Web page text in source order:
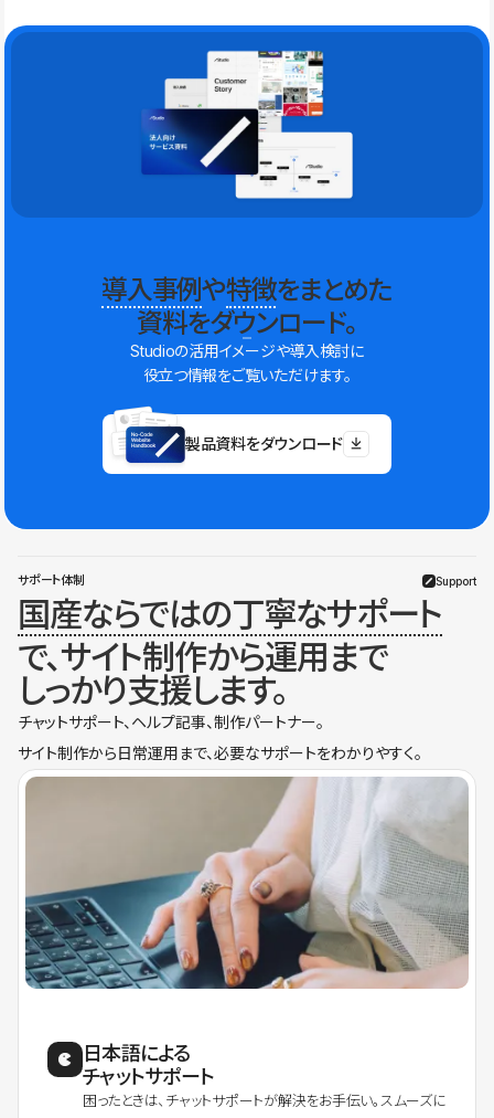
導入事例や特徴をまとめた
資料をダウンロード。
Studioの活用イメージや導入検討に
役立つ情報をご覧いただけます。
製品資料をダウンロード
サポート体制 Support
国産ならではの丁寧なサポート
で、サイト制作から運用まで
しっかり支援します。
チャットサポート、ヘルプ記事、制作パートナー。
サイト制作から日常運用まで、必要なサポートをわかりやすく。
日本語による
チャットサポート
困ったときは、チャットサポートが解決をお手伝い。スムーズに